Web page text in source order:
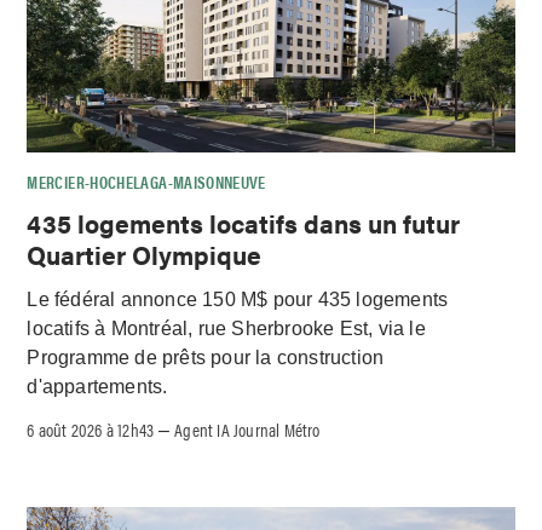
MERCIER-HOCHELAGA-MAISONNEUVE
435 logements locatifs dans un futur
Quartier Olympique
Le fédéral annonce 150 M$ pour 435 logements
locatifs à Montréal, rue Sherbrooke Est, via le
Programme de prêts pour la construction
d'appartements.
6 août 2026 à 12h43 –Agent IA Journal Métro